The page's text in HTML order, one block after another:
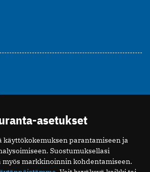
asetukset
käyttökokemuksen parantamiseen ja
Suostumuksellasi
myös markkinoinnin kohdentamiseen.